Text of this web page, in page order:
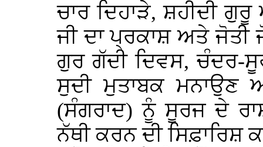
ਚਾਰ ਦਿਹਾੜੇ, ਸ਼ਹੀਦੀ
ਜੀ ਦਾ ਪ੍ਰਕਾਸ਼ ਅਤੇ ਜੋਤੀ
ਗੁਰ ਗੱਦੀ ਦਿਵਸ, ਚੰਦਰ-
ਸੁਦੀ ਮੁਤਾਬਕ ਮਨਾਉਣ
(ਸੰਗਰਾਦ) ਨੂੰ ਸੂਰਜ ਦੇ
ਨੱਥੀ ਕਰਨ ਦੀ ਸਿਫ਼ਾਰਿਸ਼